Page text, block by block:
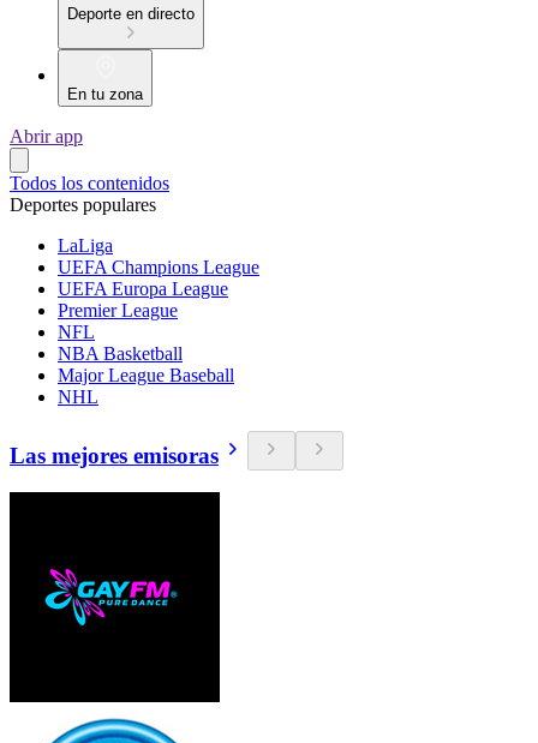
Deporte en directo
En tu zona
Abrir app
Todos los contenidos
Deportes populares
LaLiga
UEFA Champions League
UEFA Europa League
Premier League
NFL
NBA Basketball
Major League Baseball
NHL
Las mejores emisoras